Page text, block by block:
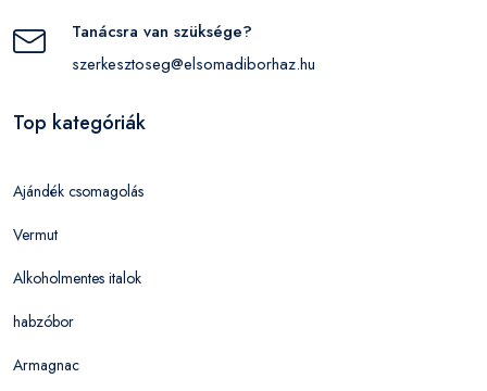
Tanácsra van szüksége?
szerkesztoseg@elsomadiborhaz.hu
Top kategóriák
Ajándék csomagolás
Vermut
Alkoholmentes italok
habzóbor
Armagnac